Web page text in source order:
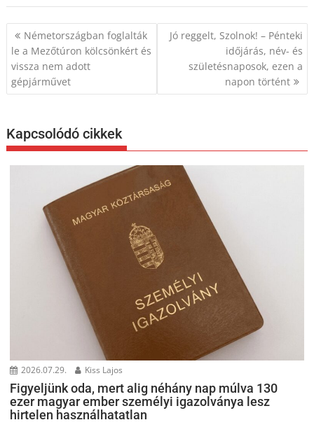
Bejegyzés
navigáció
Németországban foglalták
le a Mezőtúron kölcsönkért és
vissza nem adott
gépjárművet
Jó reggelt, Szolnok! – Pénteki
időjárás, név- és
születésnaposok, ezen a
napon történt
Kapcsolódó cikkek
2026.07.29. Kiss Lajos
Figyeljünk oda, mert alig néhány nap múlva 130
ezer magyar ember személyi igazolványa lesz
hirtelen használhatatlan